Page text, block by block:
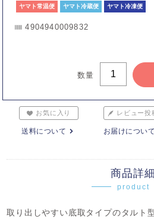
ヤマト常温便 ヤマト冷蔵便 ヤマト冷凍便
4904940009832
数量
お気に入り レビュー投
送料について お届けについて
商品詳細
product
取り出しやすい底取タイプのタルト